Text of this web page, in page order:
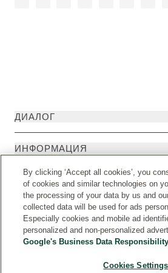
ДИАЛОГ
ИНФОРМАЦИЯ
By clicking ‘Accept all cookies’, you
of cookies and similar technologies on
the processing of your data by us and
collected data will be used for ads
Especially cookies and mobile ad
personalized and non-personalized
Google's Business Data
Cookies Settings